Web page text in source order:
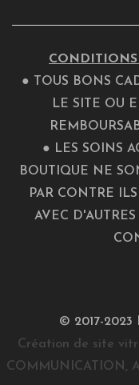
CONDITIONS
● TOUS BONS
LE SITE OU
● LES SOINS
BOUTIQUE NE
PAR CONTRE
AVEC
© 2017-2023
Création de site
COMMUNICATION ,